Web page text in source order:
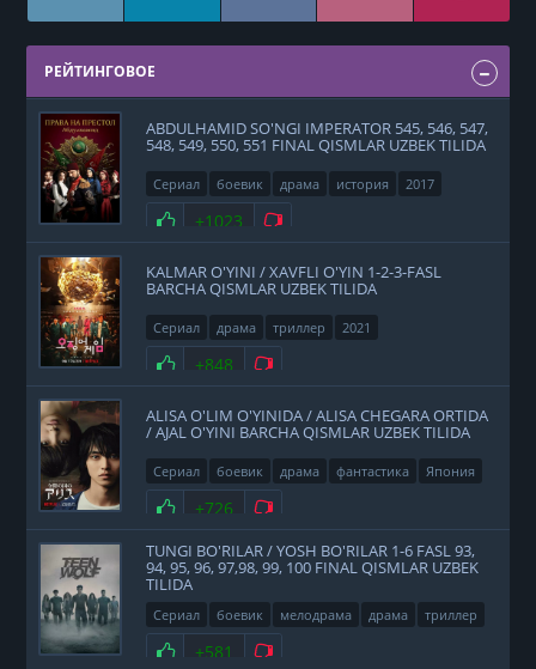
РЕЙТИНГОВОЕ
ABDULHAMID SO'NGI IMPERATOR 545, 546, 547,
548, 549, 550, 551 FINAL QISMLAR UZBEK TILIDA
Сериал боевик драма история 2017
Нравится
+1023 Не нравится
KALMAR O'YINI / XAVFLI O'YIN 1-2-3-FASL
BARCHA QISMLAR UZBEK TILIDA
Сериал драма триллер 2021
Нравится
+848 Не нравится
ALISA O'LIM O'YINIDA / ALISA CHEGARA ORTIDA
/ AJAL O'YINI BARCHA QISMLAR UZBEK TILIDA
Сериал боевик драма фантастика
Япония
2020
Нравится
+726 Не нравится
TUNGI BO'RILAR / YOSH BO'RILAR 1-6 FASL 93,
94, 95, 96, 97,98, 99, 100 FINAL QISMLAR UZBEK
TILIDA
Сериал боевик мелодрама драма
триллер
фэнтези
США 2011
Нравится
+581 Не нравится